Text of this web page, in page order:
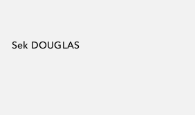
Sek DOUGLAS